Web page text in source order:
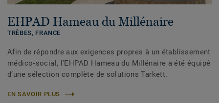
EHPAD Hameau du Millénaire
TRÈBES, FRANCE
Afin de répondre aux exigences propres à un établissement
médico‑social, l’EHPAD Hameau du Millénaire a été équipé
d’une sélection complète de solutions Tarkett.
EN SAVOIR PLUS